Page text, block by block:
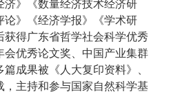
济》《数量经济技术经济研
论》《经济学报》《学术研
得广东省哲学社会科学优秀
会优秀论文奖、中国产业集群
成果被《人大复印资料》、
，主持和参与国家自然科学基